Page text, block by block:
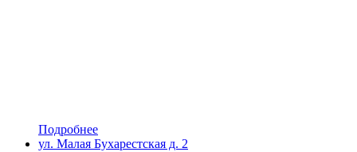
Подробнее
ул. Малая Бухарестская д. 2